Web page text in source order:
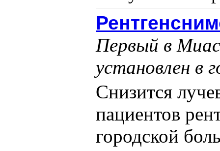
Первый в
установлен в
Снизится
пациентов
городской